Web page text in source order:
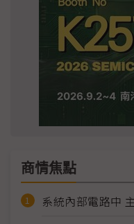
商情焦點
系統內部電路中